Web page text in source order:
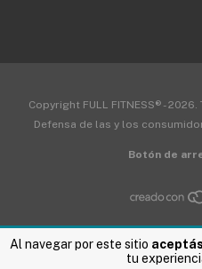
Al navegar por este sitio
tu
Copyright FULL FITNESS® -
Defensa de las y los
Botón de